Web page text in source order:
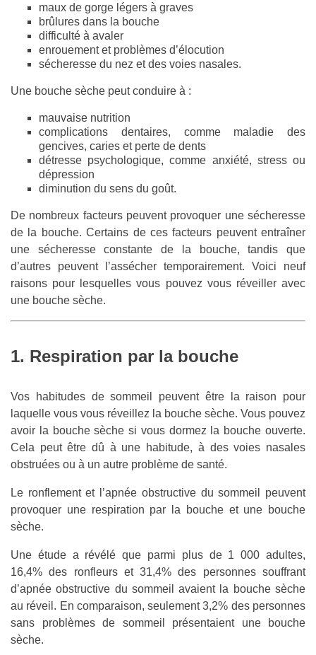
maux de gorge légers à graves
brûlures dans la bouche
difficulté à avaler
enrouement et problèmes d’élocution
sécheresse du nez et des voies nasales.
Une bouche sèche peut conduire à :
mauvaise nutrition
complications dentaires, comme maladie des
gencives, caries et perte de dents
détresse psychologique, comme anxiété, stress ou
dépression
diminution du sens du goût.
De nombreux facteurs peuvent provoquer une sécheresse
de la bouche. Certains de ces facteurs peuvent entraîner
une sécheresse constante de la bouche, tandis que
d’autres peuvent l’assécher temporairement. Voici neuf
raisons pour lesquelles vous pouvez vous réveiller avec
une bouche sèche.
1. Respiration par la bouche
Vos habitudes de sommeil peuvent être la raison pour
laquelle vous vous réveillez la bouche sèche. Vous pouvez
avoir la bouche sèche si vous dormez la bouche ouverte.
Cela peut être dû à une habitude, à des voies nasales
obstruées ou à un autre problème de santé.
Le ronflement et l’apnée obstructive du sommeil peuvent
provoquer une respiration par la bouche et une bouche
sèche.
Une étude a révélé que parmi plus de 1 000 adultes,
16,4% des ronfleurs et 31,4% des personnes souffrant
d’apnée obstructive du sommeil avaient la bouche sèche
au réveil. En comparaison, seulement 3,2% des personnes
sans problèmes de sommeil présentaient une bouche
sèche.